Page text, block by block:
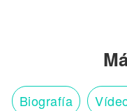
Biografía